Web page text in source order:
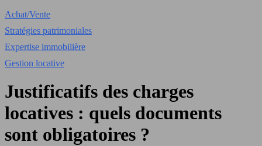
Achat/Vente
Stratégies patrimoniales
Expertise immobilière
Gestion locative
Justificatifs des charges
locatives : quels documents
sont obligatoires ?